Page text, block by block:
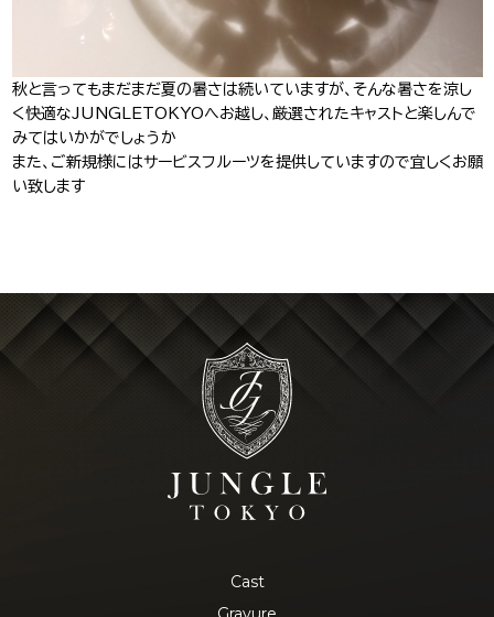
秋と言ってもまだまだ夏の暑さは続いていますが、そんな暑さを涼し
く快適なJUNGLETOKYOへお越し、厳選されたキャストと楽しんで
みてはいかがでしょうか
また、ご新規様にはサービスフルーツを提供していますので宜しくお願
い致します
Cast